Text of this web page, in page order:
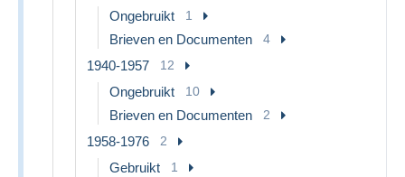
Ongebruikt 1
Brieven en Documenten 4
1940-1957 12
Ongebruikt 10
Brieven en Documenten 2
1958-1976 2
Gebruikt 1